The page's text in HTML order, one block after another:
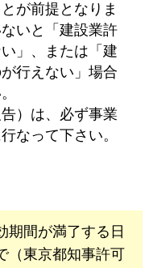
が前提となりま
いと「建設業許
」、または「建
行えない」場合
）は、必ず事業
なって下さい。
期間が満了する日
（東京都知事許可